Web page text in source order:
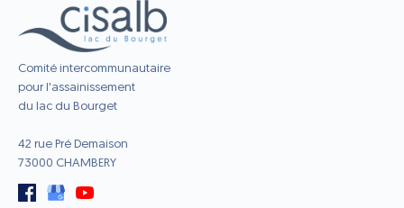
Comité intercommunautaire
pour l'assainissement
du lac du Bourget
42 rue Pré Demaison
73000 CHAMBERY